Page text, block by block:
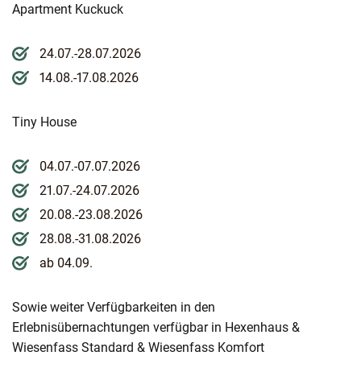
Apartment Kuckuck
24.07.-28.07.2026
14.08.-17.08.2026
Tiny House
04.07.-07.07.2026
21.07.-24.07.2026
20.08.-23.08.2026
28.08.-31.08.2026
ab 04.09.
Sowie weiter Verfügbarkeiten in den
Erlebnisübernachtungen verfügbar in Hexenhaus &
Wiesenfass Standard & Wiesenfass Komfort